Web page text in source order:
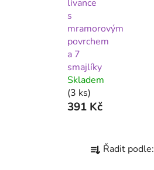
lívance
s
mramorovým
povrchem
a 7
smajlíky
Skladem
(3 ks)
391 Kč
a Řadit podle: